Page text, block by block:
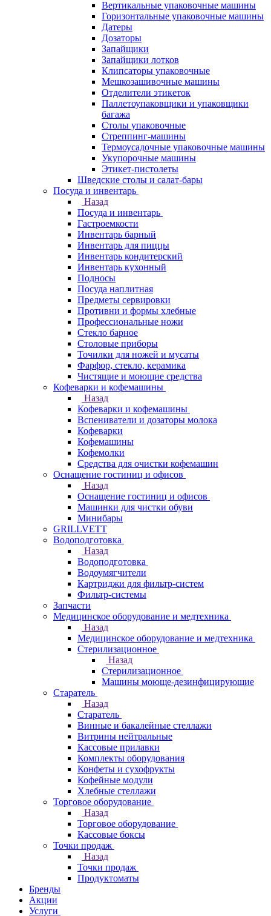
Вертикальные упаковочные машины
Горизонтальные упаковочные машины
Датеры
Дозаторы
Запайщики
Запайщики лотков
Клипсаторы упаковочные
Мешкозашивочные машины
Отделители этикеток
Паллетоупаковщики и упаковщики
багажа
Столы упаковочные
Стреппинг-машины
Термоусадочные упаковочные машины
Укупорочные машины
Этикет-пистолеты
Шведские столы и салат-бары
Посуда и инвентарь
Назад
Посуда и инвентарь
Гастроемкости
Инвентарь барный
Инвентарь для пиццы
Инвентарь кондитерский
Инвентарь кухонный
Подносы
Посуда наплитная
Предметы сервировки
Противни и формы хлебные
Профессиональные ножи
Стекло барное
Столовые приборы
Точилки для ножей и мусаты
Фарфор, стекло, керамика
Чистящие и моющие средства
Кофеварки и кофемашины
Назад
Кофеварки и кофемашины
Вспениватели и дозаторы молока
Кофеварки
Кофемашины
Кофемолки
Средства для очистки кофемашин
Оснащение гостиниц и офисов
Назад
Оснащение гостиниц и офисов
Машинки для чистки обуви
Минибары
GRILLVETT
Водоподготовка
Назад
Водоподготовка
Водоумягчители
Картриджи для фильтр-систем
Фильтр-системы
Запчасти
Медицинское оборудование и медтехника
Назад
Медицинское оборудование и медтехника
Стерилизационное
Назад
Стерилизационное
Машины моюще-дезинфицирующие
Старатель
Назад
Старатель
Винные и бакалейные стеллажи
Витрины нейтральные
Кассовые прилавки
Комплекты оборудования
Конфеты и сухофрукты
Кофейные модули
Хлебные стеллажи
Торговое оборудование
Назад
Торговое оборудование
Кассовые боксы
Точки продаж
Назад
Точки продаж
Продуктоматы
Бренды
Акции
Услуги